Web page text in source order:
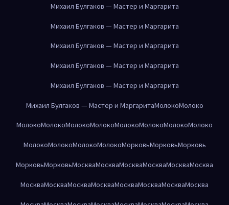
Михаил Булгаков — Мастер и Маргарита
Михаил Булгаков — Мастер и Маргарита
Михаил Булгаков — Мастер и Маргарита
Михаил Булгаков — Мастер и Маргарита
Михаил Булгаков — Мастер и Маргарита
Михаил Булгаков — Мастер и МаргаритаМолокоМолоко
МолокоМолокоМолокоМолокоМолокоМолокоМолокоМолоко
МолокоМолокоМолокоМолокоМорковьМорковьМорковь
МорковьМорковьМоскваМоскваМоскваМоскваМоскваМосква
МоскваМоскваМоскваМоскваМоскваМоскваМоскваМосква